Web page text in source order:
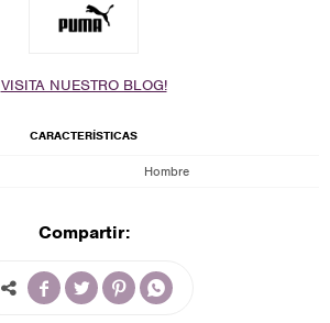
VISITA NUESTRO BLOG!
CARACTERÍSTICAS
Hombre
Compartir:
   